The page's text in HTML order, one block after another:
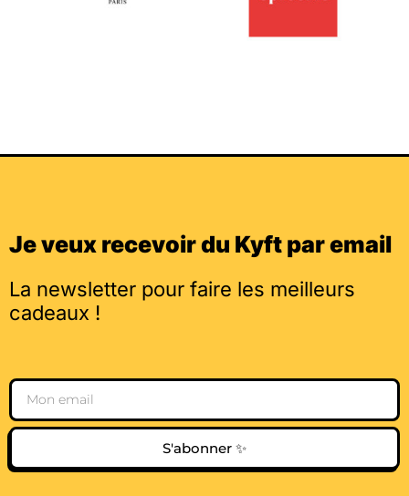
Je veux recevoir du Kyft par email
La newsletter pour faire les meilleurs
cadeaux !
Email
S'abonner ✨